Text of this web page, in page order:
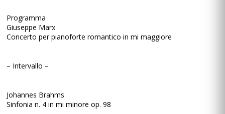
Programma
Giuseppe Marx
Concerto per pianoforte romantico in mi maggiore
– Intervallo –
Johannes Brahms
Sinfonia n. 4 in mi minore op. 98